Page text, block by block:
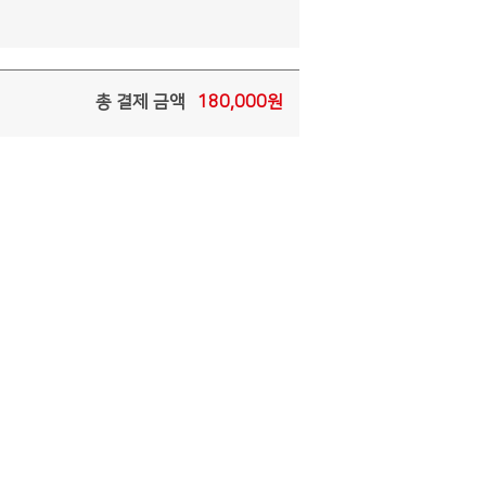
총 결제 금액 180,000원